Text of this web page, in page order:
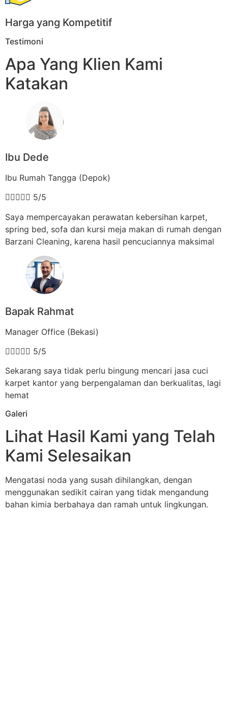
Harga yang Kompetitif
Testimoni
Apa Yang Klien Kami
Katakan
Ibu Dede
Ibu Rumah Tangga (Depok)
 5/5
Saya mempercayakan perawatan kebersihan karpet,
spring bed, sofa dan kursi meja makan di rumah dengan
Barzani Cleaning, karena hasil pencuciannya maksimal
Bapak Rahmat
Manager Office (Bekasi)
 5/5
Sekarang saya tidak perlu bingung mencari jasa cuci
karpet kantor yang berpengalaman dan berkualitas, lagi
hemat
Galeri
Lihat Hasil Kami yang Telah
Kami Selesaikan
Mengatasi noda yang susah dihilangkan, dengan
menggunakan sedikit cairan yang tidak mengandung
bahan kimia berbahaya dan ramah untuk lingkungan.